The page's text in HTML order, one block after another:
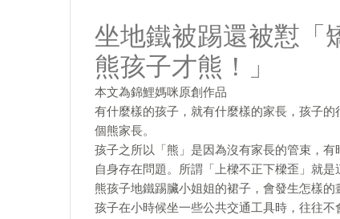
坐地鐵被踢還被懟「
熊孩子才熊！」
本文為錦鯉媽咪原創作品
有什麼樣的孩子，就有什麼樣的家長，孩子
個熊家長。
孩子之所以「熊」是因為沒有家長的管束，
自身存在問題。所謂「上樑不正下樑歪」就是
熊孩子地鐵踢臟小姐姐的裙子，會發生怎樣的
孩子在小時候坐一些公共交通工具時，往往